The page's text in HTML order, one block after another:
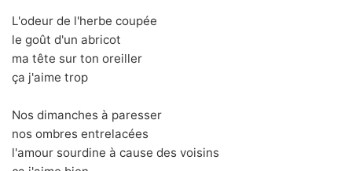
L'odeur de l'herbe coupée
le goût d'un abricot
ma tête sur ton oreiller
ça j'aime trop
Nos dimanches à paresser
nos ombres entrelacées
l'amour sourdine à cause des voisins